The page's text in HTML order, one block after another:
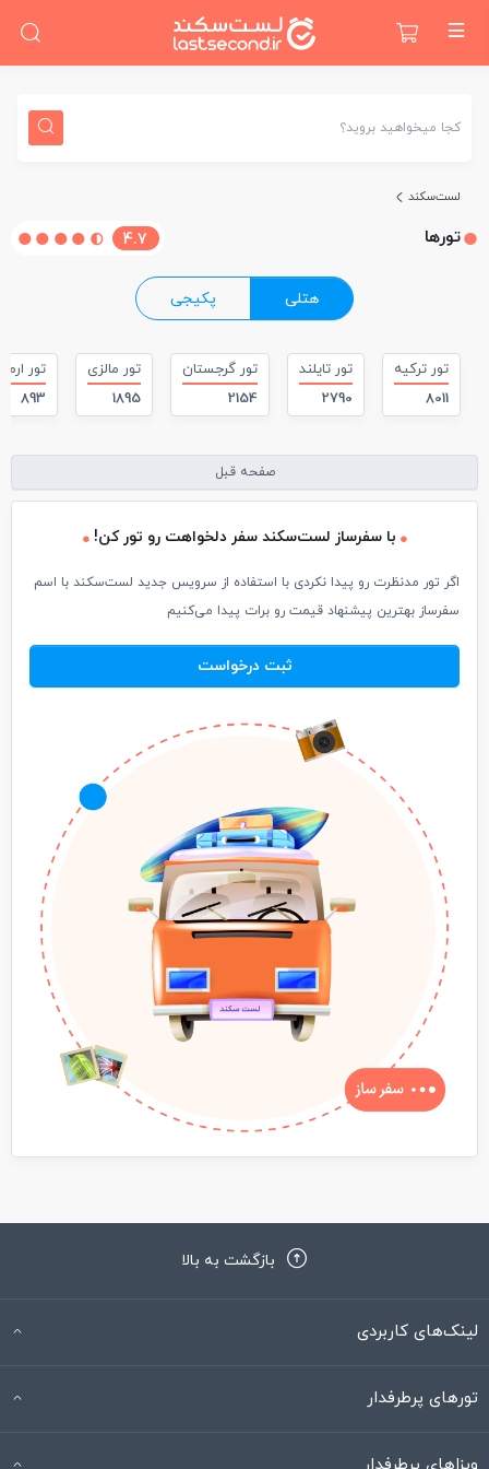
کجا میخواهید بروید؟
لست‌سکند
تور‌ها 4.7
هتلی پکیجی
تور ترکیه
8011
تور تایلند
2790
تور گرجستان
2154
تور مالزی
1895
تور
893
صفحه قبل
با سفرساز لست‌سکند سفر دلخواهت رو تور کن!
اگر تور مدنظرت رو پیدا نکردی با استفاده از سرویس جدید لست‌سکند با اسم
سفرساز بهترین پیشنهاد قیمت رو برات پیدا می‌کنیم
ثبت درخواست
بازگشت به بالا
لینک‌های کاربردی
تورهای پرطرفدار